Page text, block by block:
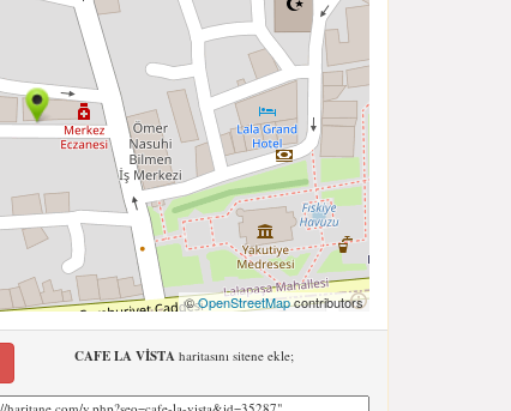
©OpenStreetMapcontributors
CAFE LA VİSTAharitasını sitene ekle;